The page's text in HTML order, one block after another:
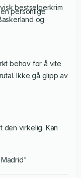
bestselgerkrim
og
personlige
behov for å vite
Ikke gå glipp av
virkelig. Kan